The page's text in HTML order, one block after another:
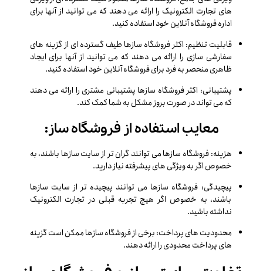
های تجارت الکترونیک را ارائه می دهند که می توانید از آنها برای
اداره فروشگاه آنلاین خود استفاده کنید.
قابلیت تنظیم: اکثر فروشگاه سازها طیف گسترده ای از گزینه های
سفارشی سازی را ارائه می دهند که می توانید از آنها برای ایجاد
ظاهری منحصر به فرد برای فروشگاه آنلاین خود استفاده کنید.
پشتیبانی: اکثر فروشگاه سازها پشتیبانی مشتری را ارائه می دهند
که می تواند در صورت بروز مشکل به شما کمک کند.
معایب استفاده از فروشگاه ساز:
هزینه: فروشگاه سازها می توانند گران تر از سایت سازها باشند، به
خصوص اگر به ویژگی های پیشرفته نیاز دارید.
پیچیدگی: فروشگاه سازها می توانند پیچیده تر از سایت سازها
باشند، به خصوص اگر هیچ تجربه قبلی در تجارت الکترونیک
نداشته باشید.
محدودیت های پرداخت: برخی از فروشگاه سازها ممکن است گزینه
های پرداخت محدودی را ارائه دهند.